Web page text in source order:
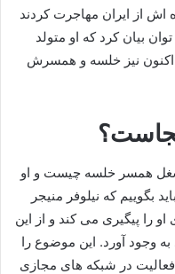
اش از ایران مهاجرت کردند
بیان کرد که او متولد
اکنون نیز خلسه و همسرش
شغل همسر خلسه چیست و او
بگوییم که نیلوفر منیجر
را پیگیری می کند و از این
وجود آورد. این موضوع را
فعالیت در شبکه های مجازی